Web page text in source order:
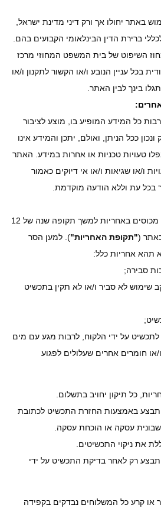
באתר יחולו אך ורק דיני מדינת ישראל,
ברירת הדין הבינלאומי הקבועים בהם.
השיפוט של בית המשפט המחוזי מרכז
בכל עניין הנובע ו/או הקשור לתקנון ו/או
בינך לבין האתר.
כל המידע המופיע בו, מוצע לציבור
ככל הניתן, ואולם, יתכן והמידע אינו
טעויות טכניות או אחרות במידע. האתר
ו/או שגיאות ו/או אי דיוקים כאמור
בכל עת וללא הודעה מוקדמת.
התכשיטים באתר מכוסים באחריות למשך תקופה שנה של 12
("תקופת האחריות"). למען הסר
תהא אחריות כלל:
סבירה;
שימוש לא סביר ו/או לא תקין בתכשיט
לתכשיט על ידי הלקוח, לרבות מגע עם מים
או חומרים אחרים שעלולים לפגוע
כל תיקון יחויב בתשלום.
באמצעות החזרת התכשיט לכתובת
עסקה או הוכחת עסקה.
את ניקוי התכשיטים.
רק לאחר בדיקת התכשיט על ידי
שבר או קרע כל המשלוחים נבדקים בקפידה